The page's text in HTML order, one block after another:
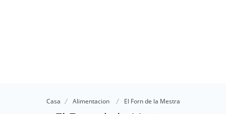
Casa Alimentacion El Forn de la Mestra